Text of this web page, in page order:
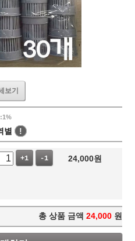
보기
별 !
+1 -1 24,000원
총 상품 금액 24,000 원